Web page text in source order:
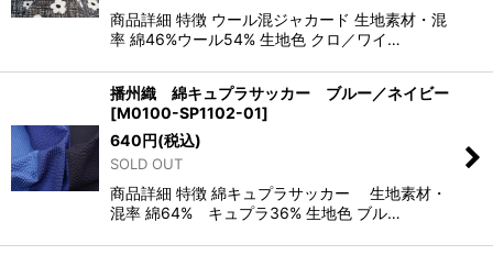
商品詳細 特徴 ウール混ジャカード 生地素材・混
率 綿46%ウール54% 生地色 クロ／ワイ…
播州織 綿キュプラサッカー ブルー／ネイビー
[M0100-SP1102-01]
640円(税込)
SOLD OUT
商品詳細 特徴 綿キュプラサッカー 生地素材・
混率 綿64% キュプラ36% 生地色 ブル…